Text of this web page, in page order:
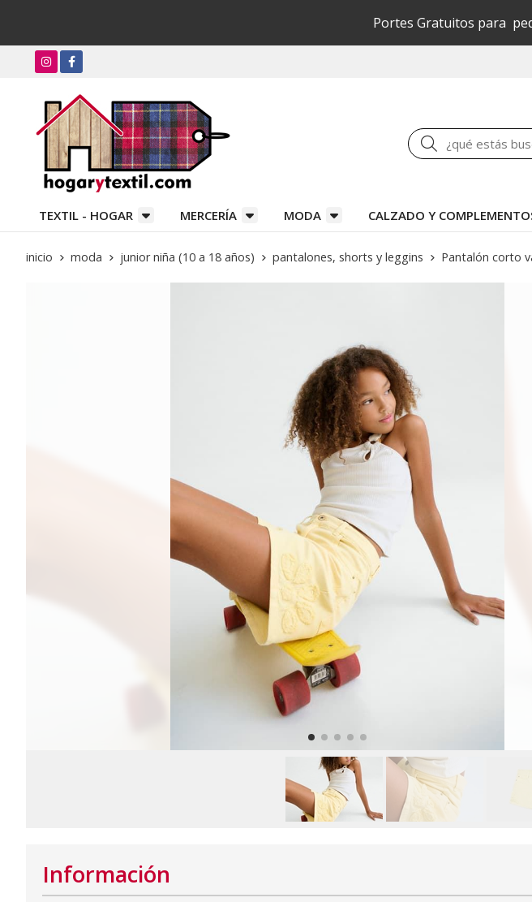
Portes Gratuitos para
Buscar
TEXTIL - HOGAR MERCERÍA MODA CALZADO Y
inicio moda junior niña (10 a 18 años) pantalones, shorts y leggins Pantalón corto
Información